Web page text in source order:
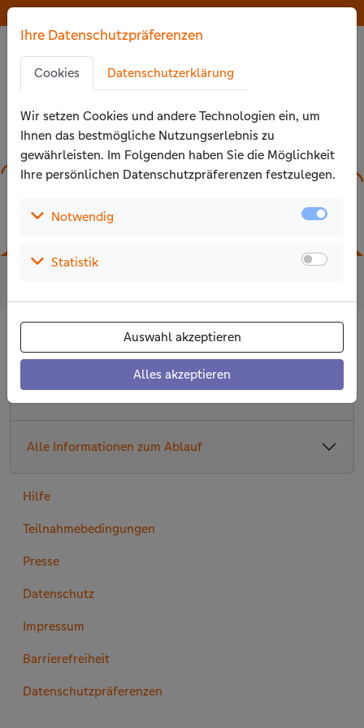
Zu den Hauptinhalten springenDer Wettbewerb ist beendet
Der Wettbewerb ist beendet
14
Hier geht es zur Abstimmung
Hier geht es zur Bewerbung
Alle Informationen zum Ablauf
Hilfe
Teilnahmebedingungen
Presse
Datenschutz
Impressum
Barrierefreiheit
Datenschutzpräferenzen
Zu den Cookie-Einstellungen springen
Zur Privatssphäreerklärung springen
Ihre Datenschutzpräferenzen
Cookies Datenschutzerklärung
Wir setzen Cookies und andere Technologien ein, um
Ihnen das bestmögliche Nutzungs­erlebnis zu
gewährleisten. Im Folgenden haben Sie die Möglichkeit
Ihre persönlichen Daten­schutz­präferenzen festzulegen.
Notwendig(Auswählen um die Details aufzuklappen)
Statistik(Auswählen um die Details aufzuklappen)
Auswahl akzeptieren
Alles akzeptieren